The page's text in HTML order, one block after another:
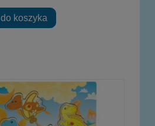
do koszyka